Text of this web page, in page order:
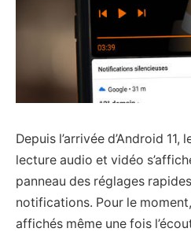
Depuis l’arrivée d’Android 11,
lecture audio et vidéo
panneau des réglages
notifications. Pour le
affichés même une fois